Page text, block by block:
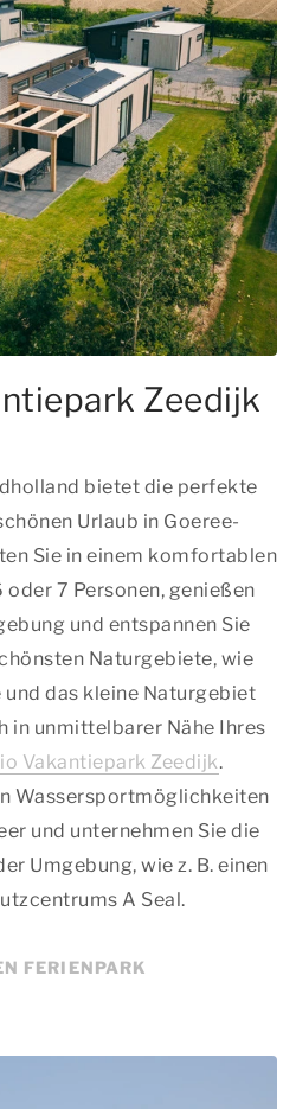
Zeedijk
bietet die perfekte
Urlaub in Goeree-
Sie in einem komfortablen
7 Personen, genießen
und entspannen Sie
Naturgebiete, wie
das kleine Naturgebiet
in unmittelbarer Nähe Ihres
Vakantiepark Zeedijk.
Wassersportmöglichkeiten
und unternehmen Sie die
Umgebung, wie z. B. einen
A Seal.
FERIENPARK